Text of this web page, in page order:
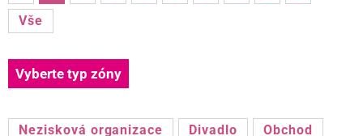
Vše
Vyberte typ zóny
Nezisková organizace Divadlo
Obchod